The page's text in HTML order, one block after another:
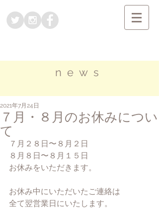
news
７月・８月のお休みについ
て
2021年7月24日
７月２８日〜８月２日
８月８日〜８月１５日
お休みをいただきます。
お休み中にいただいたご連絡は
全て翌営業日にいたします。